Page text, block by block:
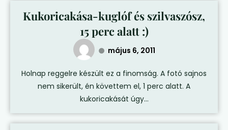
Kukoricakása-kuglóf és szilvaszósz,
15 perc alatt :)
május 6, 2011
Holnap reggelre készült ez a finomság. A fotó sajnos
nem sikerült, én követtem el, 1 perc alatt. A
kukoricakását úgy...